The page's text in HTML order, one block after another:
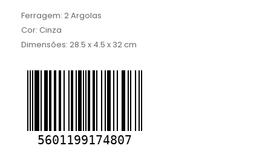
Ferragem: 2 Argolas
Cor: Cinza
Dimensões: 28.5 x 4.5 x 32 cm